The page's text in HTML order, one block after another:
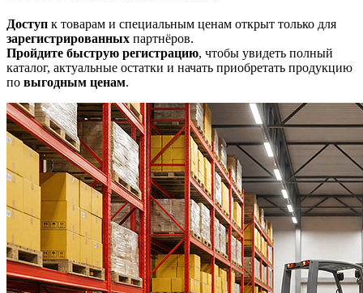
Доступ к товарам и специальным ценам открыт только для
зарегистрированных партнёров.
Пройдите быструю регистрацию, чтобы увидеть полный
каталог, актуальные остатки и начать приобретать продукцию
по выгодным ценам.